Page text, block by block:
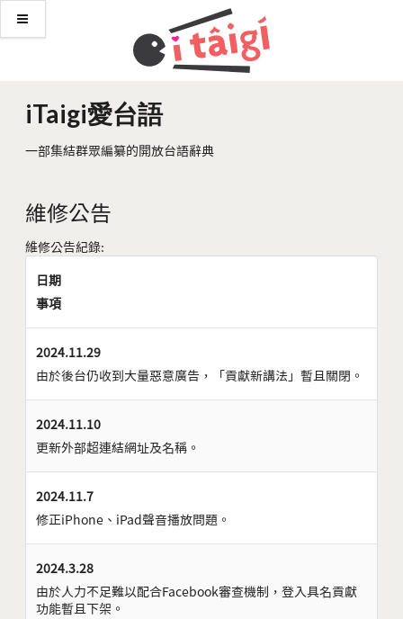
iTaigi愛台語
一部集結群眾編纂的開放台語辭典
維修公告
維修公告紀錄:
日期
事項
2024.11.29
由於後台仍收到大量惡意廣告，「貢獻新講法」暫且關閉。
2024.11.10
更新外部超連結網址及名稱。
2024.11.7
修正iPhone、iPad聲音播放問題。
2024.3.28
由於人力不足難以配合Facebook審查機制，登入具名貢獻
功能暫且下架。